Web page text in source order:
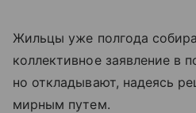
Жильцы уже полгода
коллективное заявление в
но откладывают, надеясь
мирным путем.